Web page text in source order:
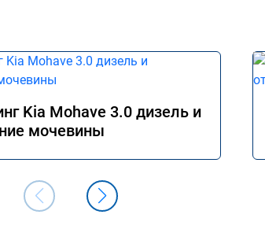
Kia Mohave 3.0 дизель и
мочевины